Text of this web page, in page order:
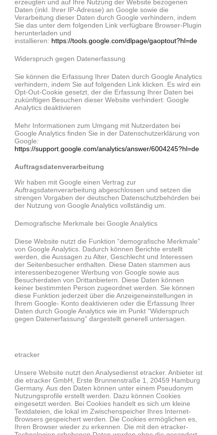
erzeugten und auf Ihre Nutzung der Website bezogenen
Daten (inkl. Ihrer IP-Adresse) an Google sowie die
Verarbeitung dieser Daten durch Google verhindern, indem
Sie das unter dem folgenden Link verfügbare Browser-Plugin
herunterladen und
installieren: https://tools.google.com/dlpage/gaoptout?hl=de
Widerspruch gegen Datenerfassung
Sie können die Erfassung Ihrer Daten durch Google Analytics
verhindern, indem Sie auf folgenden Link klicken. Es wird ein
Opt-Out-Cookie gesetzt, der die Erfassung Ihrer Daten bei
zukünftigen Besuchen dieser Website verhindert: Google
Analytics deaktivieren
Mehr Informationen zum Umgang mit Nutzerdaten bei
Google Analytics finden Sie in der Datenschutzerklärung von
Google:
https://support.google.com/analytics/answer/6004245?hl=de
Auftragsdatenverarbeitung
Wir haben mit Google einen Vertrag zur
Auftragsdatenverarbeitung abgeschlossen und setzen die
strengen Vorgaben der deutschen Datenschutzbehörden bei
der Nutzung von Google Analytics vollständig um.
Demografische Merkmale bei Google Analytics
Diese Website nutzt die Funktion “demografische Merkmale”
von Google Analytics. Dadurch können Berichte erstellt
werden, die Aussagen zu Alter, Geschlecht und Interessen
der Seitenbesucher enthalten. Diese Daten stammen aus
interessenbezogener Werbung von Google sowie aus
Besucherdaten von Drittanbietern. Diese Daten können
keiner bestimmten Person zugeordnet werden. Sie können
diese Funktion jederzeit über die Anzeigeneinstellungen in
Ihrem Google- Konto deaktivieren oder die Erfassung Ihrer
Daten durch Google Analytics wie im Punkt “Widerspruch
gegen Datenerfassung” dargestellt generell untersagen.
etracker
Unsere Website nutzt den Analysedienst etracker. Anbieter ist
die etracker GmbH, Erste Brunnenstraße 1, 20459 Hamburg
Germany. Aus den Daten können unter einem Pseudonym
Nutzungsprofile erstellt werden. Dazu können Cookies
eingesetzt werden. Bei Cookies handelt es sich um kleine
Textdateien, die lokal im Zwischenspeicher Ihres Internet-
Browsers gespeichert werden. Die Cookies ermöglichen es,
Ihren Browser wieder zu erkennen. Die mit den etracker-